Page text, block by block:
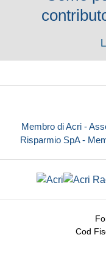
Membro di Acri -
Risparmio SpA -
Cod